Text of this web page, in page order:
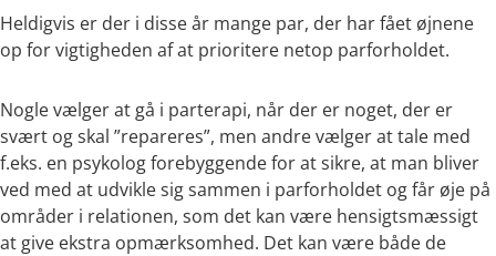
Heldigvis er der i disse år mange par, der har fået øjnene
op for vigtigheden af at prioritere netop parforholdet.
Nogle vælger at gå i parterapi, når der er noget, der er
svært og skal ”repareres”, men andre vælger at tale med
f.eks. en psykolog forebyggende for at sikre, at man bliver
ved med at udvikle sig sammen i parforholdet og får øje på
områder i relationen, som det kan være hensigtsmæssigt
at give ekstra opmærksomhed. Det kan være både de